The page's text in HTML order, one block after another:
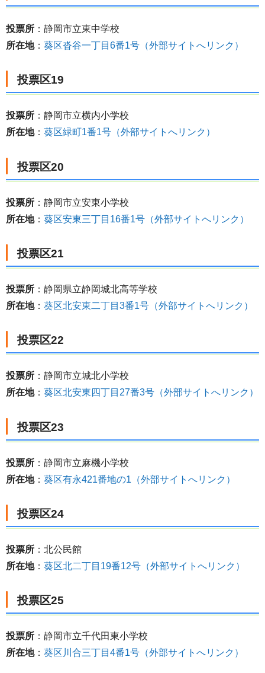
投票所 ：静岡市立東中学校
所在地： 葵区沓谷一丁目6番1号（外部サイトへリンク）
投票区19
投票所 ：静岡市立横内小学校
所在地： 葵区緑町1番1号（外部サイトへリンク）
投票区20
投票所 ：静岡市立安東小学校
所在地： 葵区安東三丁目16番1号（外部サイトへリンク）
投票区21
投票所 ：静岡県立静岡城北高等学校
所在地： 葵区北安東二丁目3番1号（外部サイトへリンク）
投票区22
投票所 ：静岡市立城北小学校
所在地： 葵区北安東四丁目27番3号（外部サイトへリンク）
投票区23
投票所 ：静岡市立麻機小学校
所在地： 葵区有永421番地の1（外部サイトへリンク）
投票区24
投票所 ：北公民館
所在地： 葵区北二丁目19番12号（外部サイトへリンク）
投票区25
投票所 ：静岡市立千代田東小学校
所在地： 葵区川合三丁目4番1号（外部サイトへリンク）